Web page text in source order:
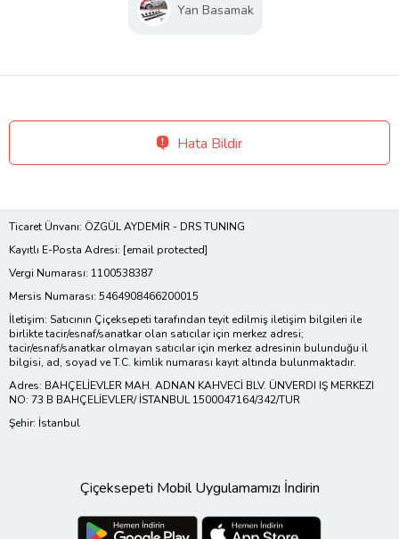
Yan Basamak
Hata Bildir
Ticaret Ünvanı: ÖZGÜL AYDEMİR - DRS TUNING
Kayıtlı E-Posta Adresi: [email protected]
Vergi Numarası: 1100538387
Mersis Numarası: 5464908466200015
İletişim: Satıcının Çiçeksepeti tarafından teyit edilmiş iletişim bilgileri ile
birlikte tacir/esnaf/sanatkar olan satıcılar için merkez adresi;
tacir/esnaf/sanatkar olmayan satıcılar için merkez adresinin bulunduğu il
bilgisi, ad, soyad ve T.C. kimlik numarası kayıt altında bulunmaktadır.
Adres: BAHÇELİEVLER MAH. ADNAN KAHVECİ BLV. ÜNVERDI IŞ MERKEZI
NO: 73 B BAHÇELİEVLER/ İSTANBUL 1500047164/342/TUR
Şehir: İstanbul
Çiçeksepeti Mobil Uygulamamızı İndirin